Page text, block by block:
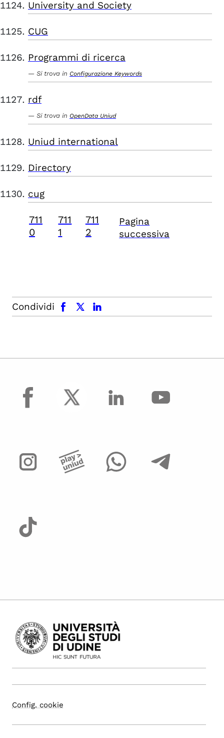
University and Society
CUG
Programmi di ricerca
Si trova in Configurazione Keywords
rdf
Si trova in OpenData Uniud
Uniud international
Directory
cug
711
0
711
1
711
2
Pagina
successiva
Condividi
facebook x.com linkedin
facebook
Config. cookie